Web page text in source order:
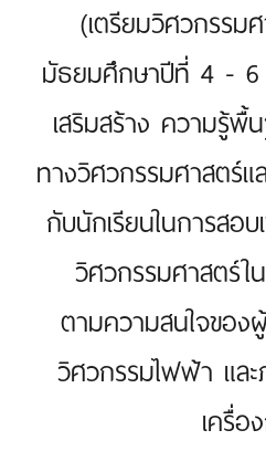
(เตรียมวิศวกรรม
มัธยมศึกษาปีที่ 4 - 6
เสริมสร้าง ความรู้พื้
ทางวิศวกรรมศาสตร์
กับนักเรียนในการสอ
วิศวกรรมศาสตร์
ตามความสนใจของ
วิศวกรรมไฟฟ้า แล
เครื่อ